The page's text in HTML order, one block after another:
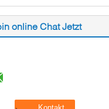
online Chat Jetzt